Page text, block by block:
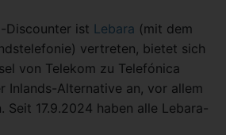
Discounter ist Lebara (mit dem
vertreten, bietet sich
von Telekom zu Telefónica
Inlands-Alternative an, vor allem
Seit 17.9.2024 haben alle Lebara-